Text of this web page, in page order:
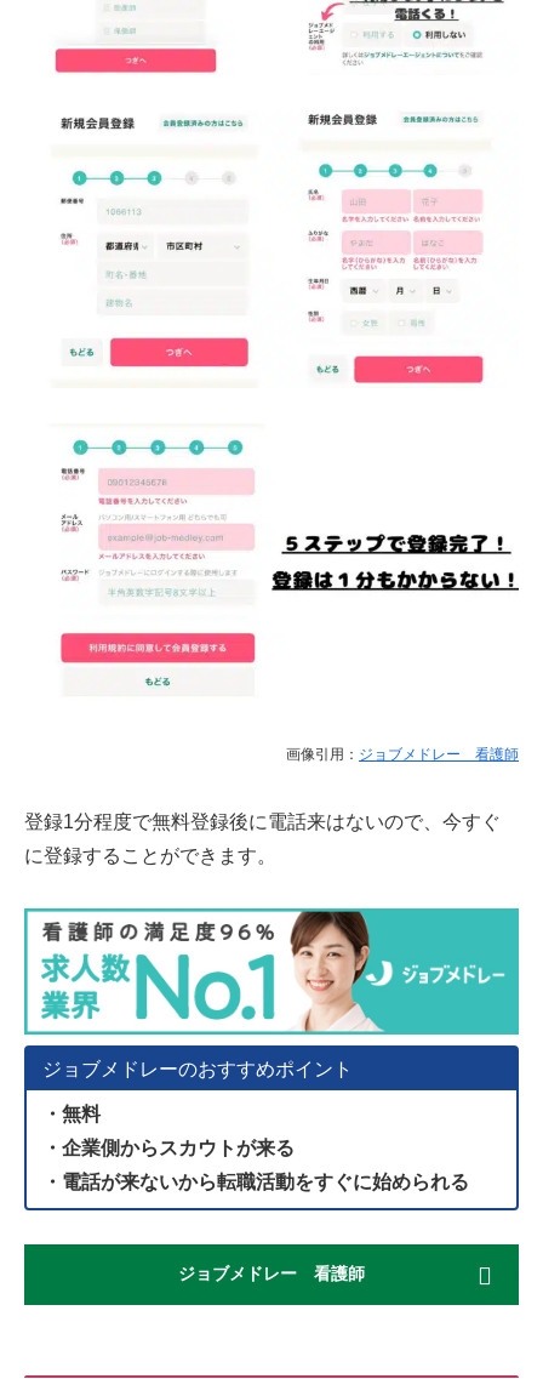
画像引用： ジョブメドレー 看護師
登録1分程度で無料登録後に電話来はないので、今すぐ
に登録することができます。
ジョブメドレーのおすすめポイント
・無料
・企業側からスカウトが来る
・電話が来ないから転職活動をすぐに始められる
ジョブメドレー 看護師